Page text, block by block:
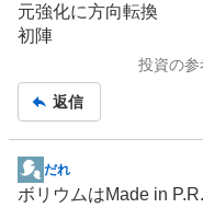
記
事
元強化に方向転換
初陣
投資の参
返信
掲
示
だれ
ボリウムはMade in